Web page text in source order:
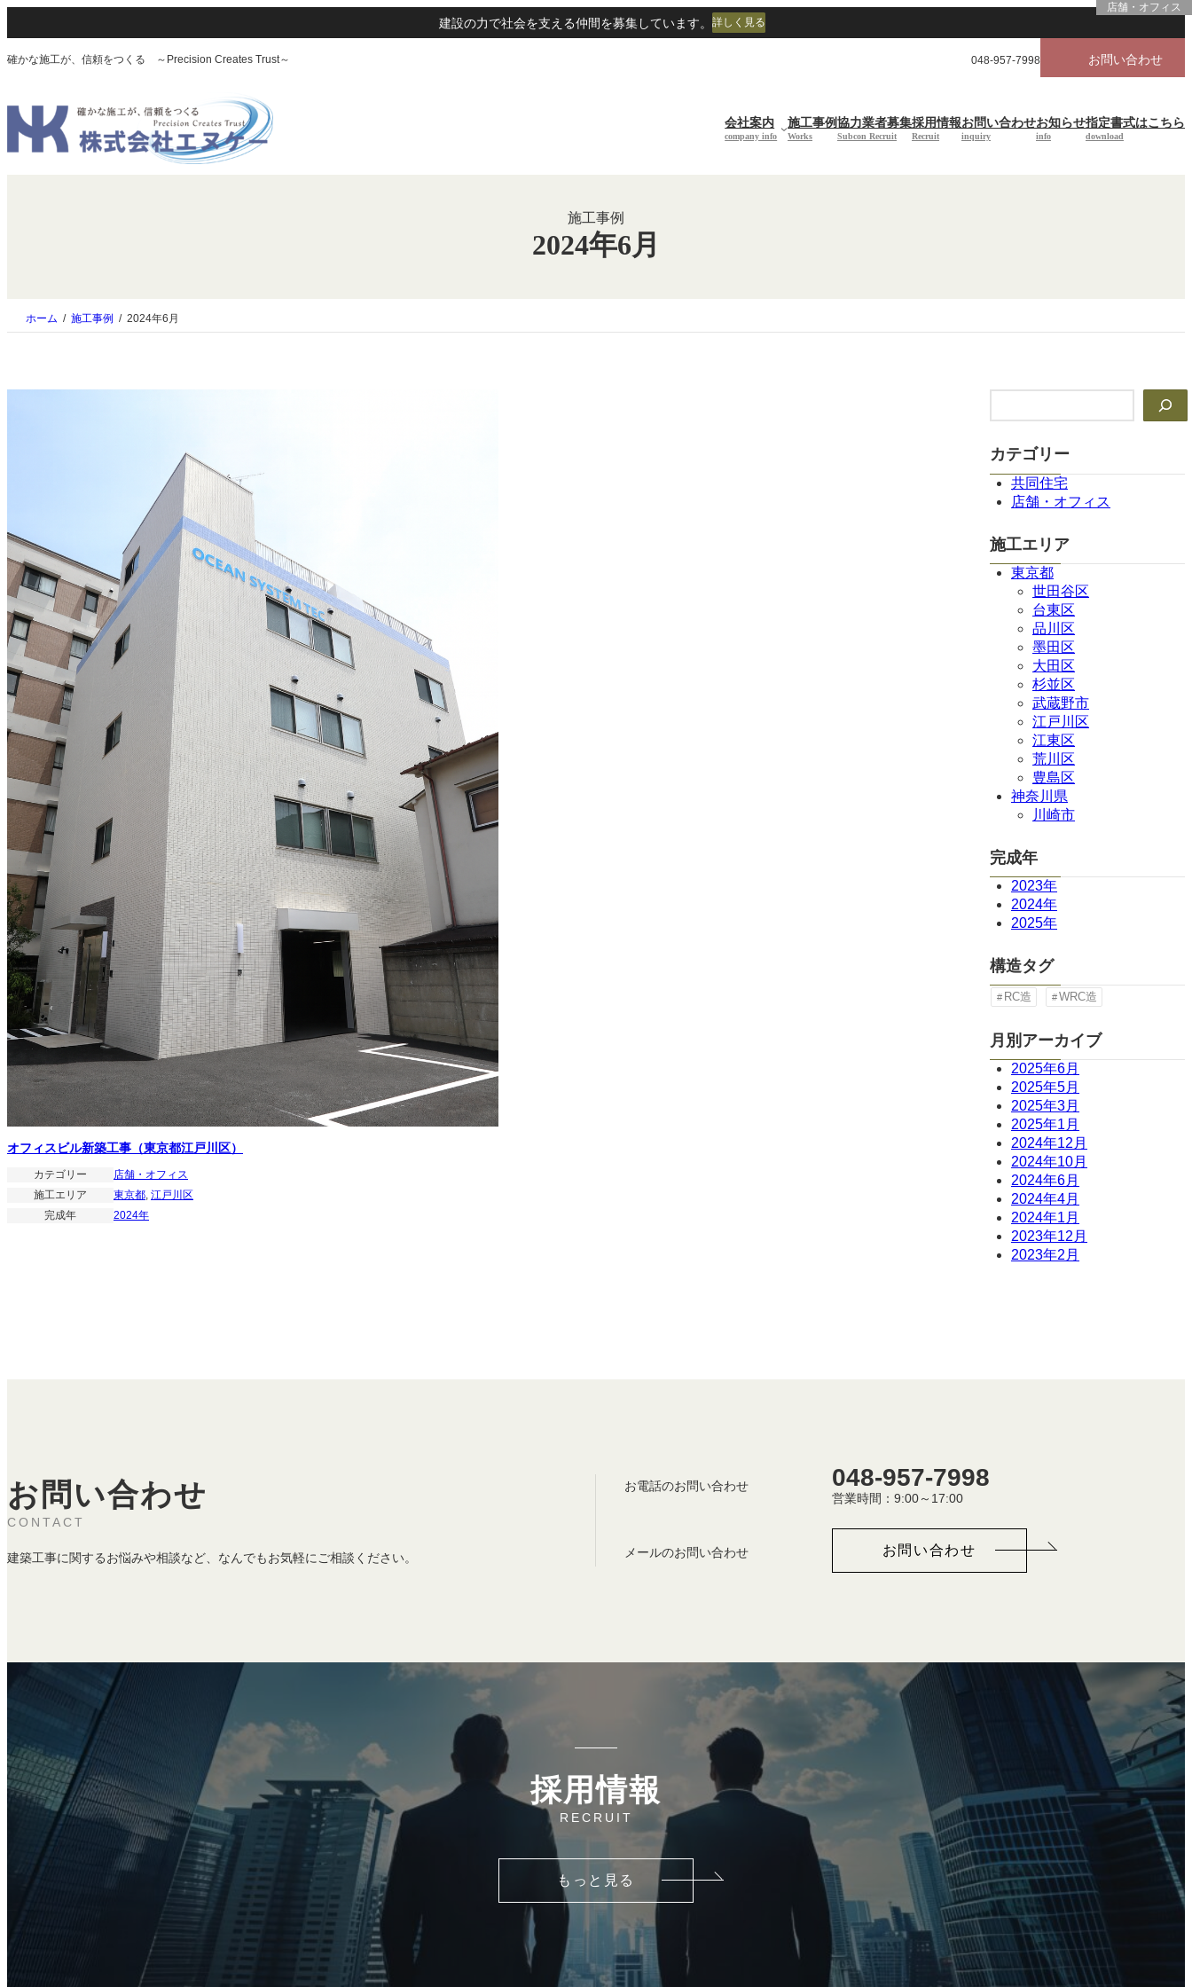
を
ッ
建設の力で社会を支える仲間を募集しています。 詳しく見る
確かな施工が、信頼をつくる ～Precision Creates Trust～ 048-957-7998 お問い合わせ
会社案内
company info
施工事例
Works
協力業者募集
Subcon Recruit
採用情報
Recruit
お問い合わせ
inquiry
お知らせ
info
指定書式はこちら
download
施工事例
2024年6月
ホーム 施工事例 2024年6月
店舗・オフィス
オフィスビル新築工事（東京都江戸川区）
カテゴリー
店舗・オフィス
施工エリア
東京都, 江戸川区
完成年
2024年
索
カテゴリー
共同住宅
店舗・オフィス
施工エリア
東京都
世田谷区
台東区
品川区
墨田区
大田区
杉並区
武蔵野市
江戸川区
江東区
荒川区
豊島区
神奈川県
川崎市
完成年
2023年
2024年
2025年
構造タグ
RC造 WRC造
月別アーカイブ
2025年6月
2025年5月
2025年3月
2025年1月
2024年12月
2024年10月
2024年6月
2024年4月
2024年1月
2023年12月
2023年2月
お問い合わせ
CONTACT
建築工事に関するお悩みや相談など、なんでもお気軽にご相談ください。
お電話のお問い合わせ 048-957-7998
営業時間：9:00～17:00
メールのお問い合わせ お問い合わせ
採用情報
RECRUIT
もっと見る